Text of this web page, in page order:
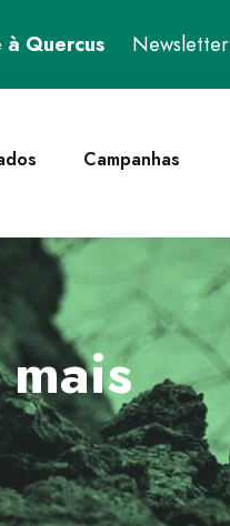
à Quercus Newsletter
Campanhas